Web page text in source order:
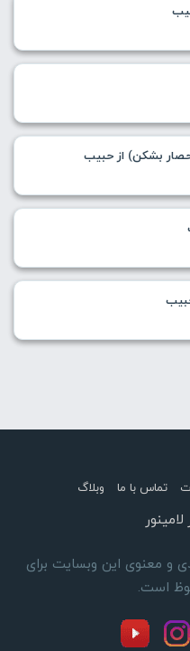
بشکن) از حبیب
تماس با ما وبلاگ
مادی و معنوی این وبسایت برای
است.